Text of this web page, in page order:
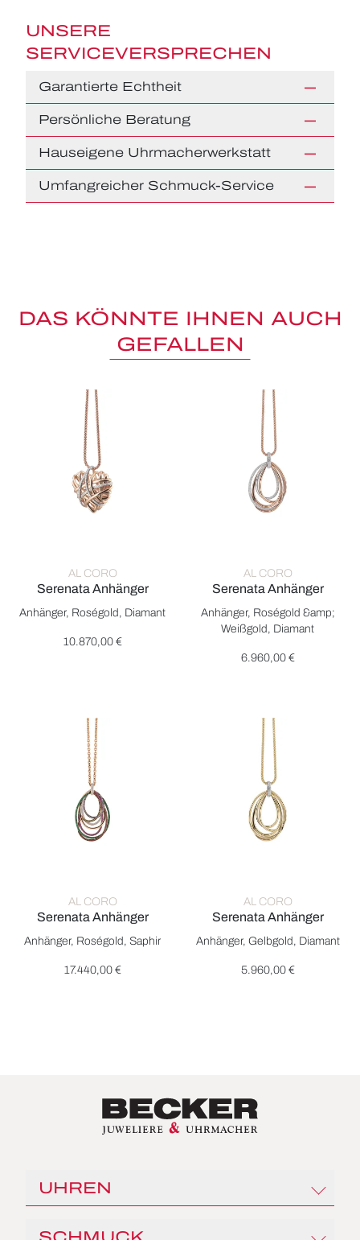
UNSERE
SERVICEVERSPRECHEN
Garantierte Echtheit
Persönliche Beratung
Hauseigene Uhrmacherwerkstatt
Umfangreicher Schmuck-Service
DAS KÖNNTE IHNEN AUCH
GEFALLEN
AL CORO
Serenata Anhänger
Al Coro Serenata Anhänger, Ref: P2309R, Preis: 10.870,00 €
Anhänger, Roségold, Diamant
10.870,00 €
AL CORO
Serenata Anhänger
Al Coro Serenata Anhänger,
Anhänger, Roségold &amp;
Weißgold, Diamant
6.960,00 €
AL CORO
Serenata Anhänger
Al Coro Serenata Anhänger, Ref: NP645MCR, Preis:
Anhänger, Roségold, Saphir
17.440,00 €
AL CORO
Serenata Anhänger
Al Coro Serenata Anhänger,
Anhänger, Gelbgold, Diamant
5.960,00 €
UHREN